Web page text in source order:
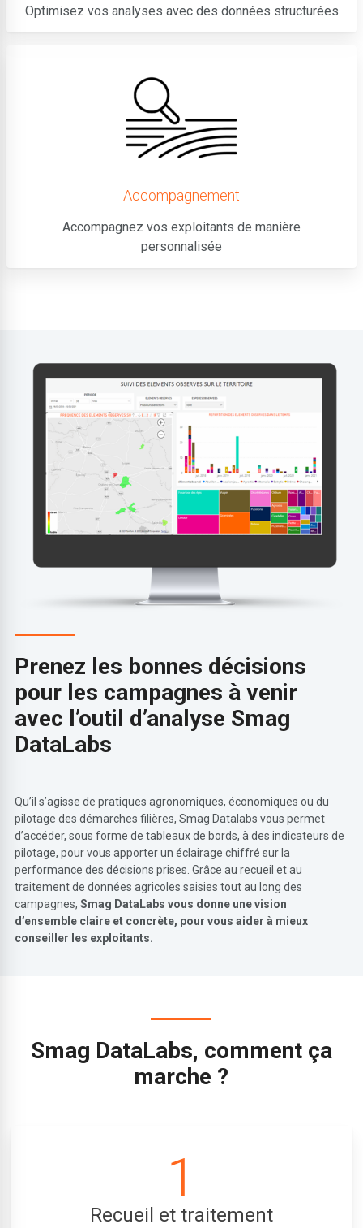
Optimisez vos analyses avec des données structurées
Accompagnement
Accompagnez vos exploitants de manière
personnalisée
Prenez les bonnes décisions
pour les campagnes à venir
avec l’outil d’analyse Smag
DataLabs
Qu’il s’agisse de pratiques agronomiques, économiques ou du
pilotage des démarches filières, Smag Datalabs vous permet
d’accéder, sous forme de tableaux de bords, à des indicateurs de
pilotage, pour vous apporter un éclairage chiffré sur la
performance des décisions prises. Grâce au recueil et au
traitement de données agricoles saisies tout au long des
campagnes,Smag DataLabs vous donne une vision
d’ensemble claire et concrète, pour vous aider à mieux
conseiller les exploitants.
Smag DataLabs, comment ça
marche ?
1
Recueil et traitement